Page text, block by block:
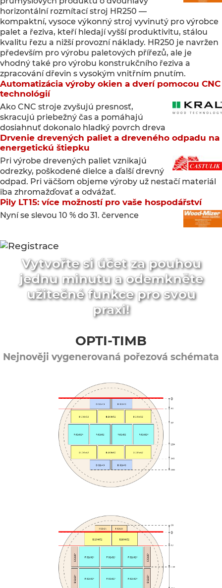
horizontální rozmítací stroj HR250 —
kompaktní, vysoce výkonný stroj vyvinutý pro výrobce
palet a řeziva, kteří hledají vyšší produktivitu, stálou
kvalitu řezu a nižší provozní náklady. HR250 je navržen
především pro výrobu paletových přířezů, ale je
vhodný také pro výrobu konstrukčního řeziva a
zpracování dřevin s vysokým vnitřním pnutím.
Automatizácia výroby okien a dverí pomocou CNC
technológií
Ako CNC stroje zvyšujú presnosť,
skracujú priebežný čas a pomáhajú
dosiahnuť dokonalo hladký povrch dreva
Drvenie drevených paliet a dreveného odpadu na
energetickú štiepku
Pri výrobe drevených paliet vznikajú
odrezky, poškodené dielce a ďalší drevný
odpad. Pri väčšom objeme výroby už nestačí materiál
iba zhromažďovať a odvážať.
Pily LT15: více možností pro vaše hospodářství
Nyní se slevou 10 % do 31. července
Vytvořte si účet za pouhou
jednu minutu a odemkněte
užitečné funkce pro svou
praxi!
OPTI-TIMB
Nejnověji vygenerovaná pořezová schémata